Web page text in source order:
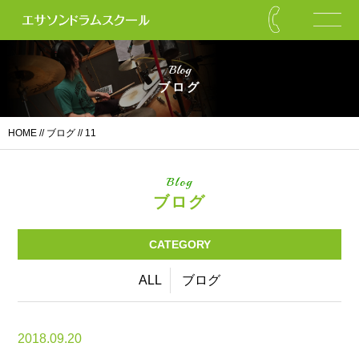
Blog
ブログ
HOME // ブログ // 11
Blog
ブログ
CATEGORY
ALL ブログ
2018.09.20